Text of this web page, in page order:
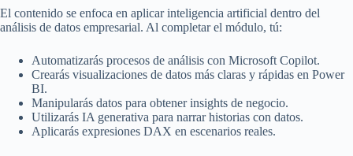
El contenido se enfoca en aplicar inteligencia artificial dentro del
análisis de datos empresarial. Al completar el módulo, tú:
Automatizarás procesos de análisis con Microsoft Copilot.
Crearás visualizaciones de datos más claras y rápidas en Power
BI.
Manipularás datos para obtener insights de negocio.
Utilizarás IA generativa para narrar historias con datos.
Aplicarás expresiones DAX en escenarios reales.